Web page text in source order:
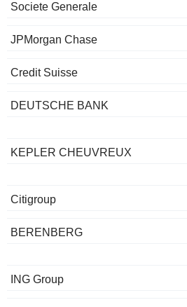
Societe Generale
JPMorgan Chase
Credit Suisse
DEUTSCHE BANK
KEPLER CHEUVREUX
Citigroup
BERENBERG
ING Group